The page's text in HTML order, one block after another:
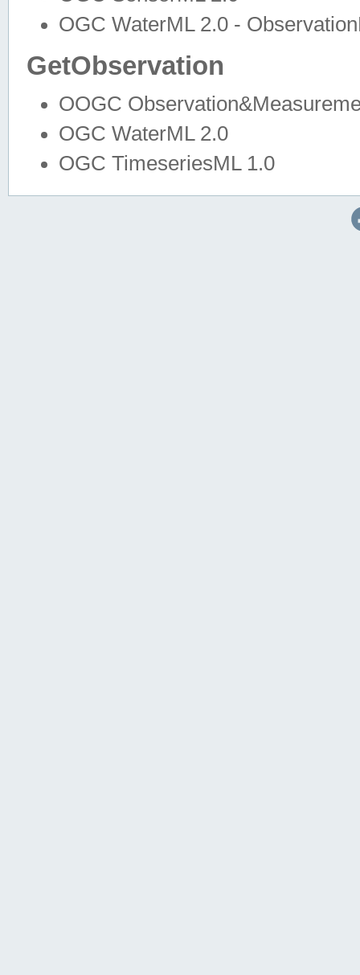
OGC WaterML 2.0 -
GetObservation
OOGC
OGC WaterML 2.0
OGC TimeseriesML 1.0